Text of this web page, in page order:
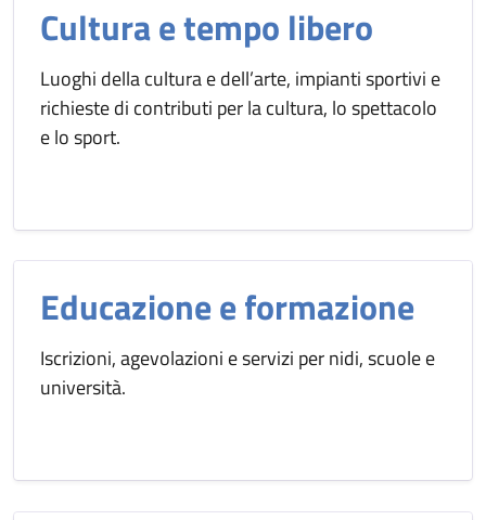
Cultura e tempo libero
Luoghi della cultura e dell’arte, impianti sportivi e
richieste di contributi per la cultura, lo spettacolo
e lo sport.
Educazione e formazione
Iscrizioni, agevolazioni e servizi per nidi, scuole e
università.